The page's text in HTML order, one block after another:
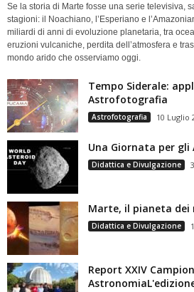
Se la storia di Marte fosse una serie televisiva,
stagioni: il Noachiano, l’Esperiano e
miliardi di anni di evoluzione planetaria, tra
eruzioni vulcaniche, perdita dell’atmosfera e
mondo arido che osserviamo oggi.
Tempo Siderale:
Astrofotografia
Astrofotografia 10 Luglio
Una Giornata per gli
Didattica e Divulgazione
Marte, il pianeta dei
Didattica e Divulgazione
Report XXIV